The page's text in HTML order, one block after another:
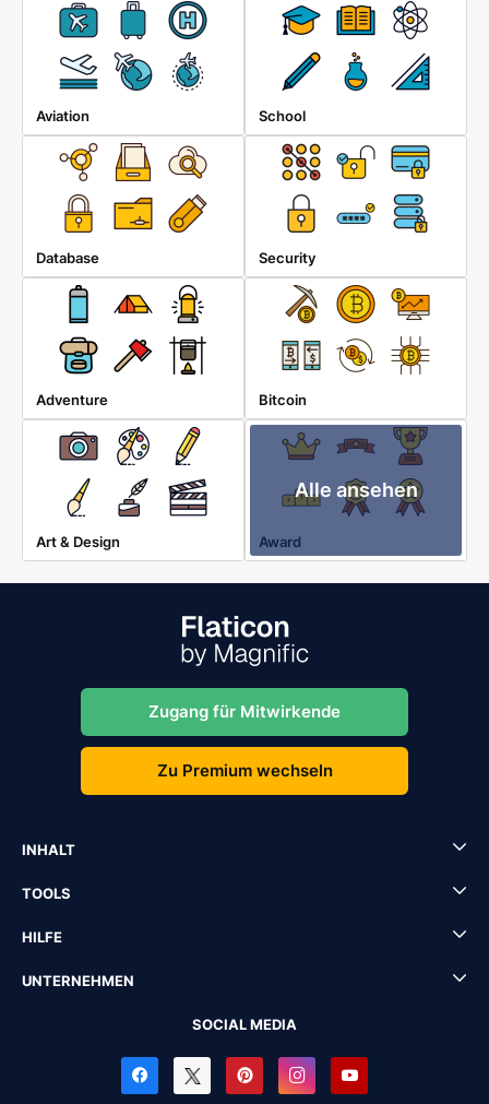
Aviation School
Database Security
Adventure Bitcoin
Art & Design
Alle ansehen
Award
Zugang für Mitwirkende
Zu Premium wechseln
INHALT
TOOLS
HILFE
UNTERNEHMEN
SOCIAL MEDIA